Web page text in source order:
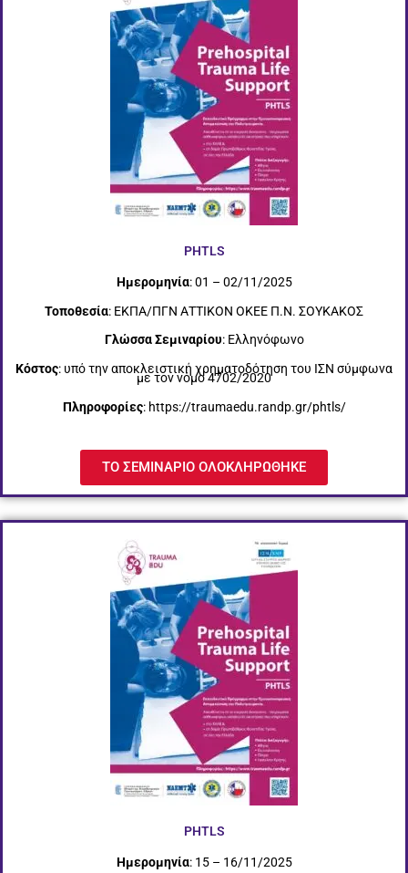
PHTLS
Ημερομηνία: 01 – 02/11/2025
Τοποθεσία: ΕΚΠΑ/ΠΓΝ ΑΤΤΙΚΟΝ ΟΚΕΕ Π.Ν. ΣΟΥΚΑΚΟΣ
Γλώσσα Σεμιναρίου: Ελληνόφωνο
Κόστος: υπό την αποκλειστική χρηματοδότηση του ΙΣΝ σύμφωνα
με τον νόμο 4702/2020
Πληροφορίες: https://traumaedu.randp.gr/phtls/
ΤΟ ΣΕΜΙΝΑΡΙΟ ΟΛΟΚΛΗΡΩΘΗΚΕ
PHTLS
Ημερομηνία: 15 – 16/11/2025